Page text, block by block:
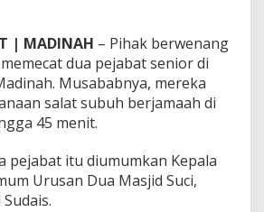
| MADINAH – Pihak berwenang
dua pejabat senior di
Musababnya, mereka
salat subuh berjamaah di
45 menit.
pejabat itu diumumkan Kepala
Urusan Dua Masjid Suci,